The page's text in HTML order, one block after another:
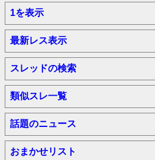
1を表示
最新レス表示
スレッドの検索
類似スレ一覧
話題のニュース
おまかせリスト